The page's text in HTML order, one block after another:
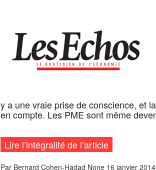
y a une vraie prise de conscience, et
en compte. Les PME sont même
Lire l’intégralité de l’article
Par Bernard Cohen-Hadad None 16 janvier 2014